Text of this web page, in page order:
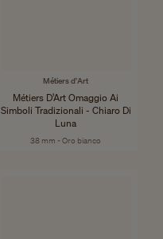
Métiers d'Art
Métiers D’Art Omaggio Ai
Simboli Tradizionali - Chiaro Di
Luna
38 mm - Oro bianco